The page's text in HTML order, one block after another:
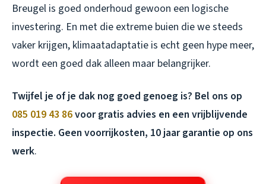
Breugel is goed onderhoud gewoon een logische
investering. En met die extreme buien die we steeds
vaker krijgen, klimaatadaptatie is echt geen hype meer,
wordt een goed dak alleen maar belangrijker.
Twijfel je of je dak nog goed genoeg is? Bel ons op
085 019 43 86voor gratis advies en een vrijblijvende
inspectie. Geen voorrijkosten, 10 jaar garantie op ons
werk.